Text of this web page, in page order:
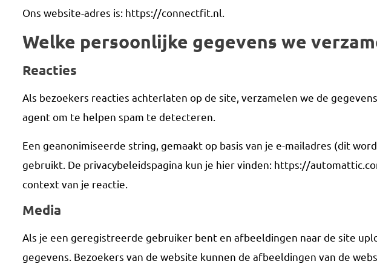
Ons website-adres is: https://connectfit.nl.
Welke persoonlijke gegevens we
Reacties
Als bezoekers reacties achterlaten op de site, verzamelen we de
agent om te helpen spam te detecteren.
Een geanonimiseerde string, gemaakt op basis van je e-mailadres (dit
gebruikt. De privacybeleidspagina kun je hier vinden: https://
context van je reactie.
Media
Als je een geregistreerde gebruiker bent en afbeeldingen naar de site
gegevens. Bezoekers van de website kunnen de afbeeldingen van de